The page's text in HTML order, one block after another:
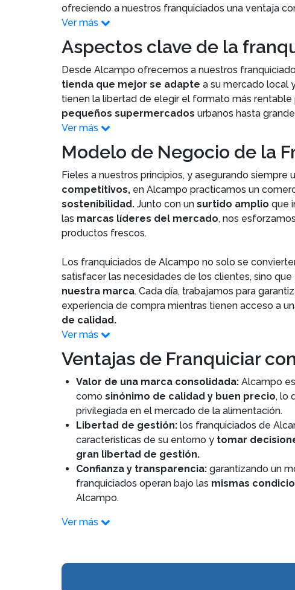
ofreciendo a nuestros franquiciados una ventaja
Ver más
Aspectos clave de la
Desde Alcampo ofrecemos a nuestros
tienda que mejor se adapte a su mercado local
tienen la libertad de elegir el formato más
pequeños supermercados urbanos hasta
Ver más
Modelo de Negocio de la
Fieles a nuestros principios, y asegurando siempre
competitivos, en Alcampo practicamos un
sostenibilidad. Junto con un surtido amplio que
las marcas líderes del mercado, nos
productos frescos.
Los franquiciados de Alcampo no solo se
satisfacer las necesidades de los clientes, sino
nuestra marca. Cada día, trabajamos para
experiencia de compra mientras tienen acceso a
de calidad.
Ver más
Ventajas de Franquiciar
Valor de una marca consolidada: Alcampo
como sinónimo de calidad y buen precio, lo
privilegiada en el mercado de la alimentación.
Libertad de gestión: los franquiciados de
características de su entorno y tomar
gran libertad de gestión.
Confianza y transparencia: garantizando un
franquiciados operan bajo las mismas
Alcampo.
Ver más